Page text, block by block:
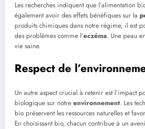
Les recherches indiquent que l’alimentation
également avoir des effets bénéfiques sur la
produits chimiques dans notre régime, il est
des problèmes comme l’eczéma. Une peau
vie saine.
Respect de
Un autre aspect crucial à retenir est l’impact
biologique sur notre environnement. Les
bio préservent les ressources naturelles et
En choisissant bio, chacun contribue à un